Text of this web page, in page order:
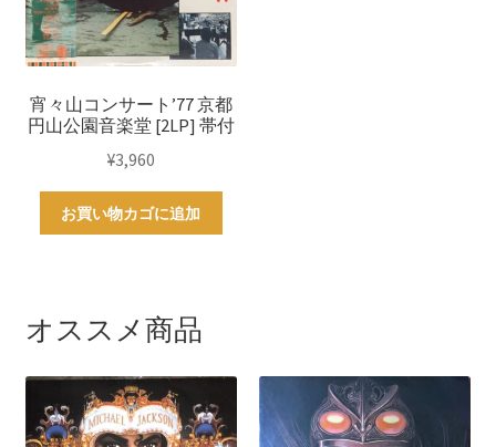
宵々山コンサート’77 京都
円山公園音楽堂 [2LP] 帯付
¥3,960
お買い物カゴに追加
オススメ商品